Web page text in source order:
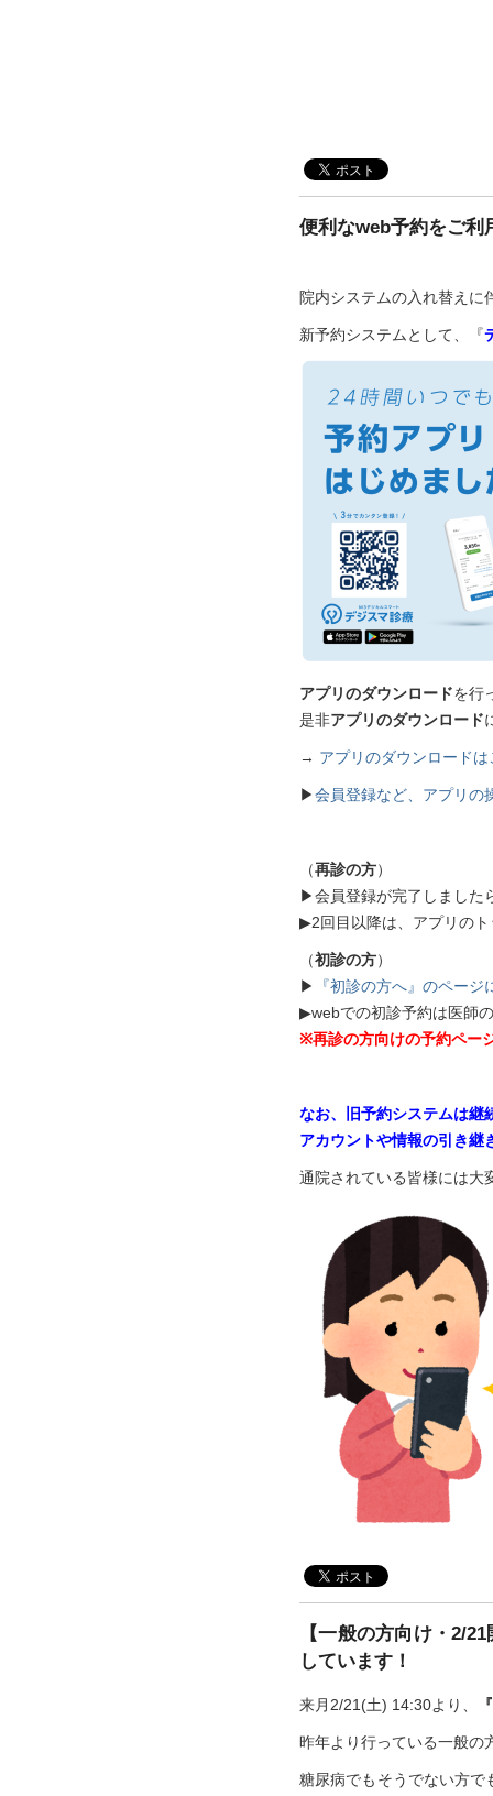
便利なweb予約をご利
院内システムの入れ替え
新予約システムとして、『
アプリのダウンロードを行
是非アプリのダウンロード
→ アプリのダウンロード
▶会員登録など、アプリの
（再診の方）
▶会員登録が完了しました
▶2回目以降は、アプリの
（初診の方）
▶
『初診の方へ』のページ
▶webでの初診予約は医師
※再診の方向けの予約ペー
なお、旧予約システムは継
アカウントや情報の引き継
通院されている皆様には大
【一般の方向け・2/
しています！
来月2/21(土) 14:30より、
昨年より行っている一般の
糖尿病でもそうでない方で